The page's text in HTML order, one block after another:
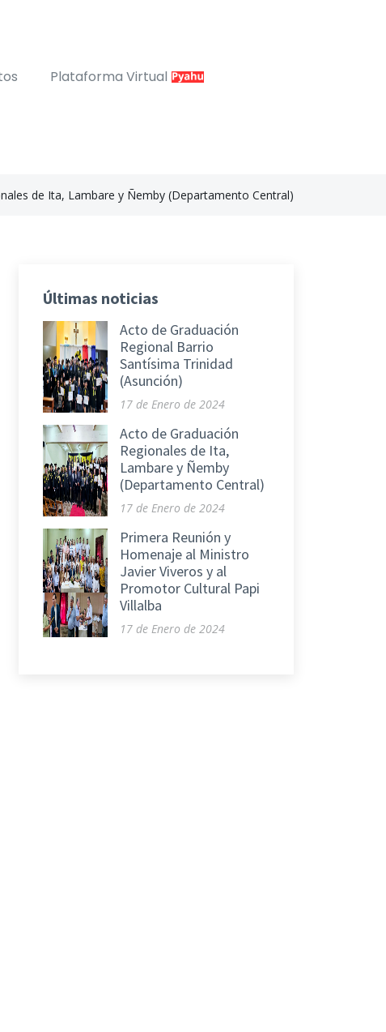
Plataforma Virtual
de Ita, Lambare y Ñemby (Departamento Central)
Últimas noticias
Acto de Graduación
Regional Barrio
Santísima Trinidad
(Asunción)
17 de Enero de 2024
Acto de Graduación
Regionales de Ita,
Lambare y Ñemby
(Departamento Central)
17 de Enero de 2024
Primera Reunión y
Homenaje al Ministro
Javier Viveros y al
Promotor Cultural Papi
Villalba
17 de Enero de 2024